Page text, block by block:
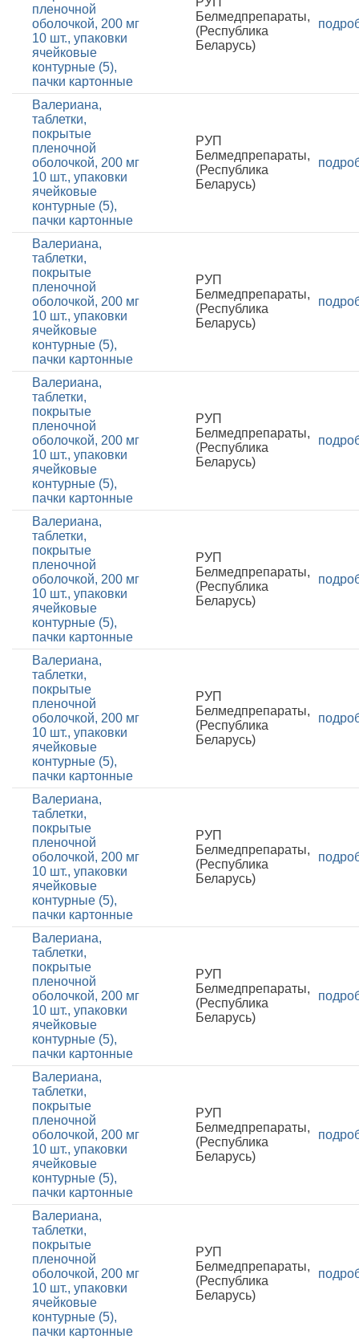
пленочной
оболочкой, 200 мг
10 шт., упаковки
ячейковые
контурные (5),
пачки картонные
Белмедпрепараты,
(Республика
Беларусь)
Валериана,
таблетки,
покрытые
пленочной
оболочкой, 200 мг
10 шт., упаковки
ячейковые
контурные (5),
пачки картонные
РУП
Белмедпрепараты,
(Республика
Беларусь)
Валериана,
таблетки,
покрытые
пленочной
оболочкой, 200 мг
10 шт., упаковки
ячейковые
контурные (5),
пачки картонные
РУП
Белмедпрепараты,
(Республика
Беларусь)
Валериана,
таблетки,
покрытые
пленочной
оболочкой, 200 мг
10 шт., упаковки
ячейковые
контурные (5),
пачки картонные
РУП
Белмедпрепараты,
(Республика
Беларусь)
Валериана,
таблетки,
покрытые
пленочной
оболочкой, 200 мг
10 шт., упаковки
ячейковые
контурные (5),
пачки картонные
РУП
Белмедпрепараты,
(Республика
Беларусь)
Валериана,
таблетки,
покрытые
пленочной
оболочкой, 200 мг
10 шт., упаковки
ячейковые
контурные (5),
пачки картонные
РУП
Белмедпрепараты,
(Республика
Беларусь)
Валериана,
таблетки,
покрытые
пленочной
оболочкой, 200 мг
10 шт., упаковки
ячейковые
контурные (5),
пачки картонные
РУП
Белмедпрепараты,
(Республика
Беларусь)
Валериана,
таблетки,
покрытые
пленочной
оболочкой, 200 мг
10 шт., упаковки
ячейковые
контурные (5),
пачки картонные
РУП
Белмедпрепараты,
(Республика
Беларусь)
Валериана,
таблетки,
покрытые
пленочной
оболочкой, 200 мг
10 шт., упаковки
ячейковые
контурные (5),
пачки картонные
РУП
Белмедпрепараты,
(Республика
Беларусь)
Валериана,
таблетки,
покрытые
пленочной
оболочкой, 200 мг
10 шт., упаковки
ячейковые
контурные (5),
пачки картонные
РУП
Белмедпрепараты,
(Республика
Беларусь)